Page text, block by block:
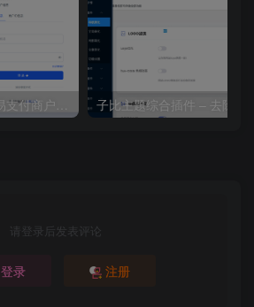
易支付模版 – 彩虹易支付商户登录页模板 子比主题综合插件 – 去除授
请登录后发表评论
登录 注册